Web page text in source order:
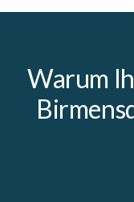
Warum